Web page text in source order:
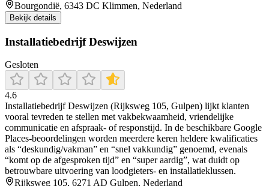
Bourgondië, 6343 DC Klimmen, Nederland
Bekijk details
Installatiebedrijf Deswijzen
Gesloten
4.6
Installatiebedrijf Deswijzen (Rijksweg 105, Gulpen) lijkt klanten
vooral tevreden te stellen met vakbekwaamheid, vriendelijke
communicatie en afspraak- of responstijd. In de beschikbare Google
Places-beoordelingen worden meerdere keren heldere kwalificaties
als “deskundig/vakman” en “snel vakkundig” genoemd, evenals
“komt op de afgesproken tijd” en “super aardig”, wat duidt op
betrouwbare uitvoering van loodgieters- en installatieklussen.
Rijksweg 105, 6271 AD Gulpen, Nederland